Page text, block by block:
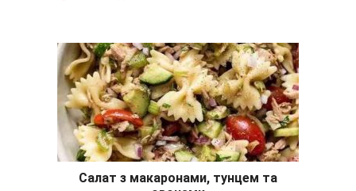
Салат з макаронами, тунцем та